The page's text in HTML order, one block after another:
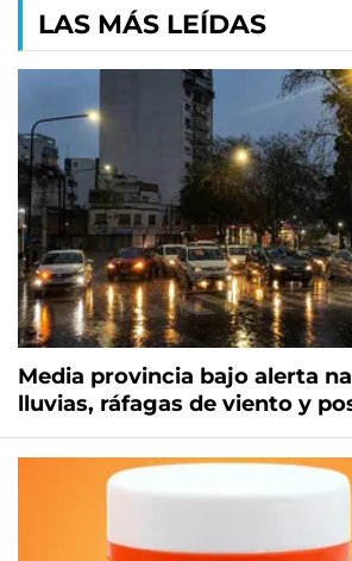
LAS MÁS LEÍDAS
Media provincia bajo alerta
lluvias, ráfagas de viento y